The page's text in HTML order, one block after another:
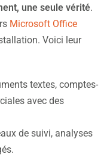
une seule vérité.
Microsoft Office
Voici leur
textes, comptes-
avec des
de suivi, analyses